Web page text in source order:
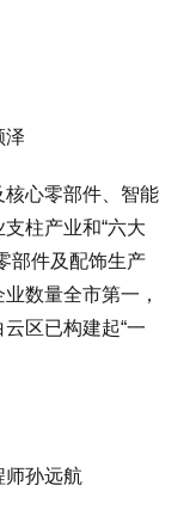
泽
心零部件、智能
柱产业和“六大
部件及配饰生产
数量全市第一，
区已构建起“一
师孙远航